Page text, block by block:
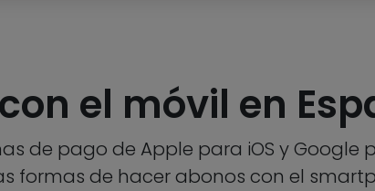
el móvil en
de pago de Apple para iOS y
formas de hacer abonos con el